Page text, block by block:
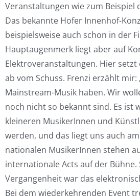
Veranstaltungen wie zum Beispiel
Das bekannte Hofer Innenhof-
beispielsweise auch schon in der
Hauptaugenmerk liegt aber auf
Elektroveranstaltungen. Hier setzt
ab vom Schuss. Frenzi erzählt
Mainstream-Musik haben. Wir
noch nicht so bekannt sind. Es ist
kleineren MusikerInnen und
werden, und das liegt uns auch
nationalen MusikerInnen stehen
internationale Acts auf der
Vergangenheit war das
Bei dem wiederkehrenden Event